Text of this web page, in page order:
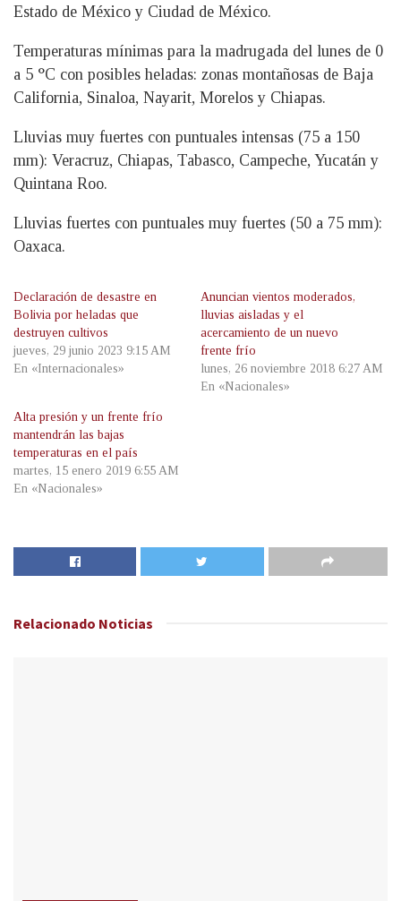
Estado de México y Ciudad de México.
Temperaturas mínimas para la madrugada del lunes de 0
a 5 °C con posibles heladas: zonas montañosas de Baja
California, Sinaloa, Nayarit, Morelos y Chiapas.
Lluvias muy fuertes con puntuales intensas (75 a 150
mm): Veracruz, Chiapas, Tabasco, Campeche, Yucatán y
Quintana Roo.
Lluvias fuertes con puntuales muy fuertes (50 a 75 mm):
Oaxaca.
Declaración de desastre en
Bolivia por heladas que
destruyen cultivos
jueves, 29 junio 2023 9:15 AM
En «Internacionales»
Anuncian vientos moderados,
lluvias aisladas y el
acercamiento de un nuevo
frente frío
lunes, 26 noviembre 2018 6:27 AM
En «Nacionales»
Alta presión y un frente frío
mantendrán las bajas
temperaturas en el país
martes, 15 enero 2019 6:55 AM
En «Nacionales»
Relacionado Noticias